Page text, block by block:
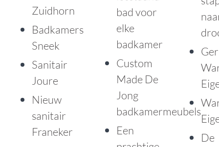
Zuidhorn
Badkamers
Sneek
Sanitair
Joure
Nieuw
sanitair
Franeker
bad voor
elke
badkamer
Custom
Made De
Jong
badkamermeubels
Een
De